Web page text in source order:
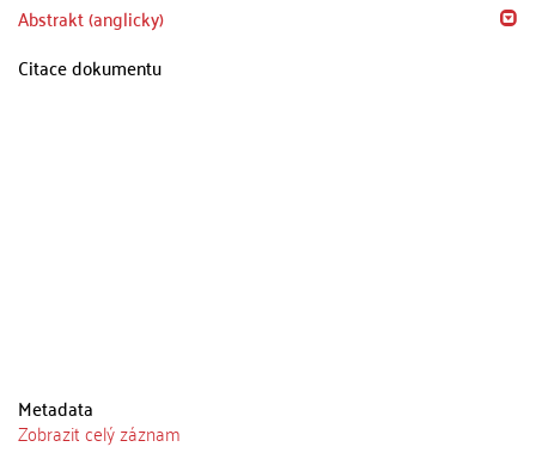
Abstrakt (anglicky)
Citace dokumentu
Metadata
Zobrazit celý záznam